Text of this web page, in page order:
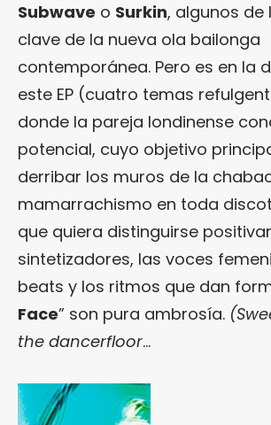
Subwave o Surkin, algunos de
clave de la nueva ola bailonga
contemporánea. Pero es en la
este EP (cuatro temas
donde la pareja londinense
potencial, cuyo objetivo
derribar los muros de la
mamarrachismo en toda
que quiera distinguirse
sintetizadores, las voces
beats y los ritmos que dan
Face” son pura ambrosía.
the dancerfloor…